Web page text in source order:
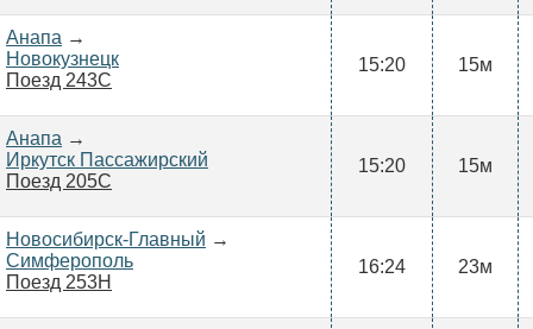
Анапа →
Новокузнецк
Поезд 243С
15:20 15м
Анапа →
Иркутск Пассажирский
Поезд 205С
15:20 15м
Новосибирск-Главный →
Симферополь
Поезд 253Н
16:24 23м